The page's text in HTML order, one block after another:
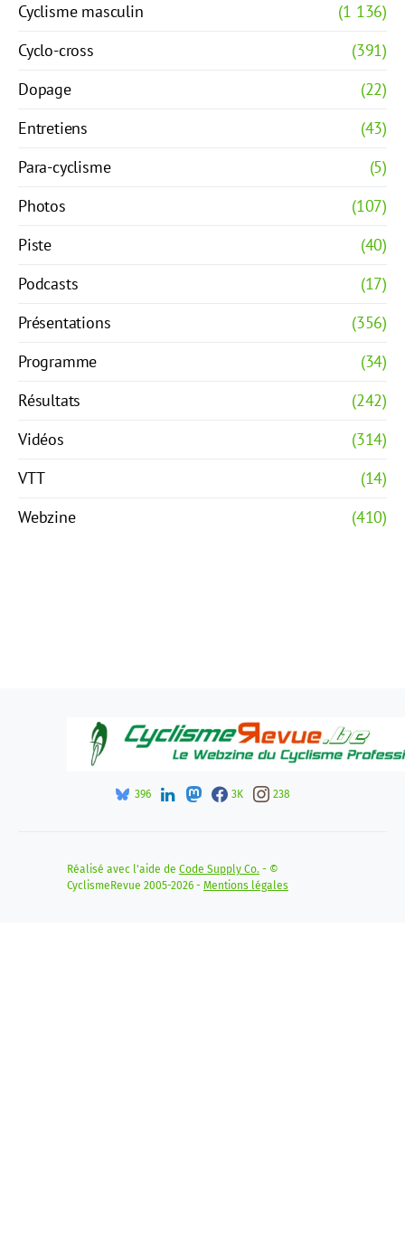
Cyclisme masculin
(1 136)
Cyclo-cross
(391)
Dopage
(22)
Entretiens
(43)
Para-cyclisme
(5)
Photos
(107)
Piste
(40)
Podcasts
(17)
Présentations
(356)
Programme
(34)
Résultats
(242)
Vidéos
(314)
VTT
(14)
Webzine
(410)
396 3K 238
Réalisé avec l'aide de Code Supply Co. - ©
CyclismeRevue 2005-2026 - Mentions légales